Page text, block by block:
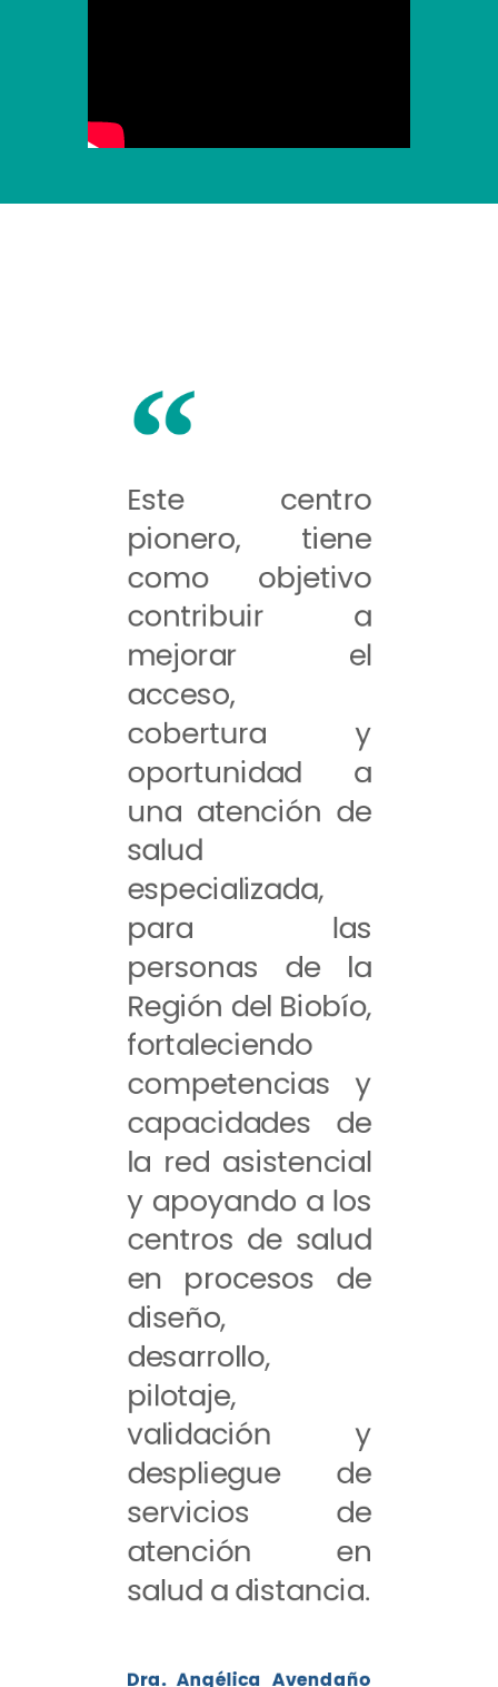
Este centro
pionero, tiene
como objetivo
contribuir a
mejorar el
acceso,
cobertura y
oportunidad a
una atención de
salud
especializada,
para las
personas de la
Región del Biobío,
fortaleciendo
competencias y
capacidades de
la red asistencial
y apoyando a los
centros de salud
en procesos de
diseño,
desarrollo,
pilotaje,
validación y
despliegue de
servicios de
atención en
salud a distancia.
Dra. Angélica Avendaño